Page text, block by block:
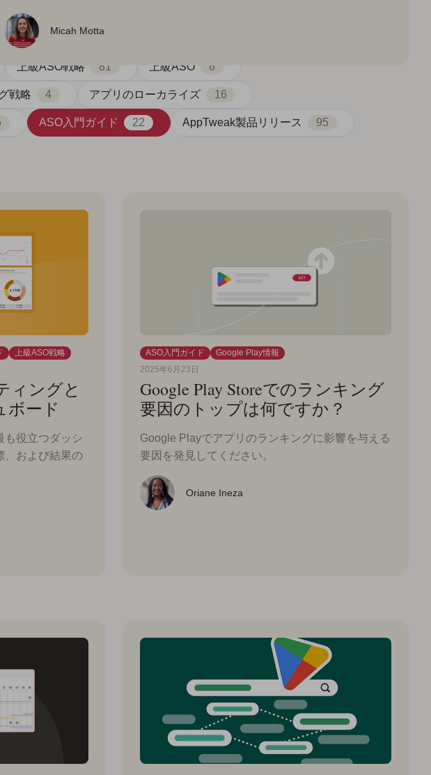
上級ASO戦略 81 上級ASO 6
戦略 4 アプリのローカライズ 16
ASO入門ガイド 22 AppTweak製品リリース 95
Micah Motta
上級ASO戦略
ィングと
ボード
も役立つダッシ
、および結果の
ASO入門ガイド
Google Play情報
2025年6月23日
Google Play Storeでのランキング
要因のトップは何ですか？
Google Playでアプリのランキングに影響を与える
要因を発見してください。
Oriane Ineza